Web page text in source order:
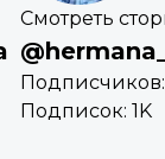
Смотреть
Подписок: 1K